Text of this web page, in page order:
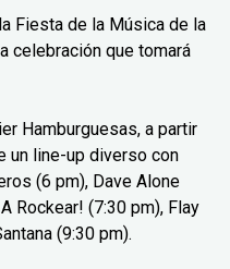
Fiesta de la Música de la
celebración que tomará
Hamburguesas, a partir
un line-up diverso con
(6 pm), Dave Alone
Rockear! (7:30 pm), Flay
(9:30 pm).